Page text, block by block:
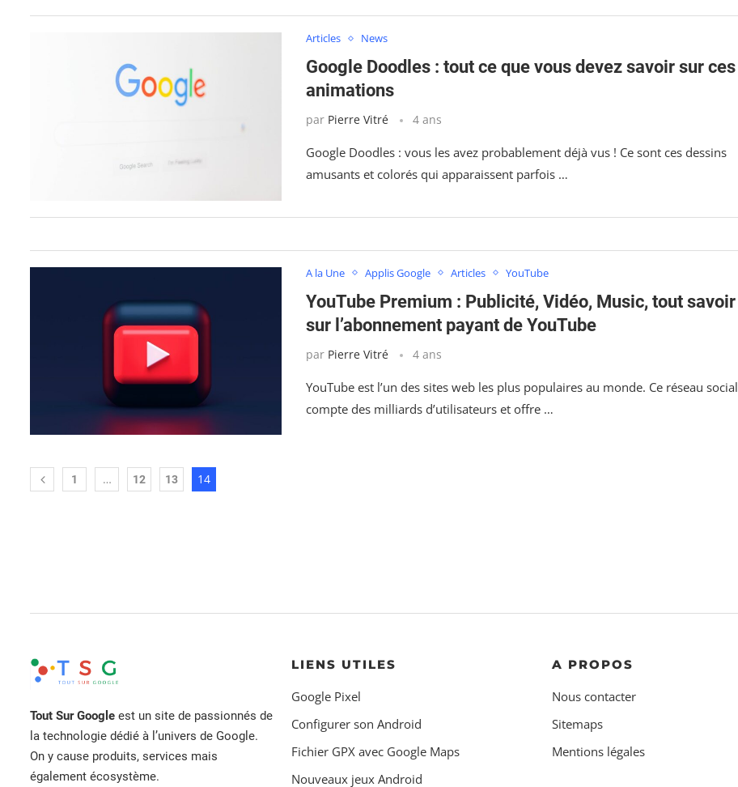
Articles News
Google Doodles : tout ce que vous devez savoir sur ces
animations
par Pierre Vitré 4 ans
Google Doodles : vous les avez probablement déjà vus ! Ce sont ces dessins
amusants et colorés qui apparaissent parfois …
A la Une Applis Google Articles YouTube
YouTube Premium : Publicité, Vidéo, Music, tout savoir
sur l’abonnement payant de YouTube
par Pierre Vitré 4 ans
YouTube est l’un des sites web les plus populaires au monde. Ce réseau social
compte des milliards d’utilisateurs et offre …
1 … 12 13 14
Tout Sur Google est un site de passionnés de
la technologie dédié à l’univers de Google.
On y cause produits, services mais
également écosystème.
LIENS UTILES
Google Pixel
Configurer son Android
Fichier GPX avec Google Maps
Nouveaux jeux Android
A PROPOS
Nous contacter
Sitemaps
Mentions légales